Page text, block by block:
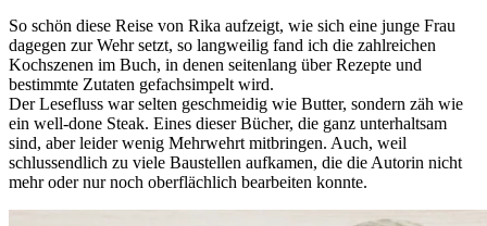
So schön diese Reise von Rika aufzeigt, wie sich eine junge Frau
dagegen zur Wehr setzt, so langweilig fand ich die zahlreichen
Kochszenen im Buch, in denen seitenlang über Rezepte und
bestimmte Zutaten gefachsimpelt wird.
Der Lesefluss war selten geschmeidig wie Butter, sondern zäh wie
ein well-done Steak. Eines dieser Bücher, die ganz unterhaltsam
sind, aber leider wenig Mehrwehrt mitbringen. Auch, weil
schlussendlich zu viele Baustellen aufkamen, die die Autorin nicht
mehr oder nur noch oberflächlich bearbeiten konnte.